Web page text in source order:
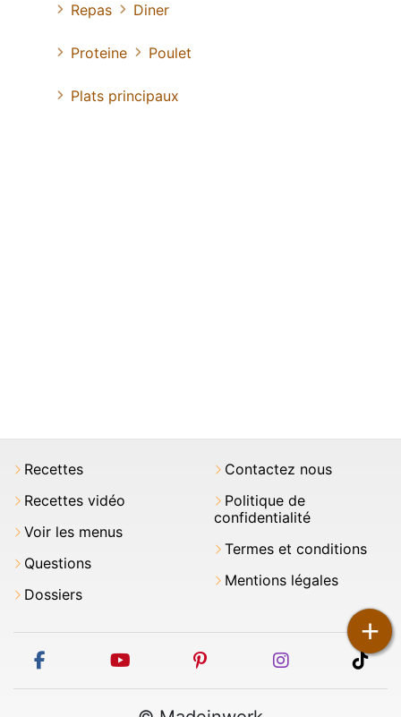
+
Repas
Diner
Proteine Poulet
Plats principaux
Recettes
Recettes vidéo
Voir les menus
Questions
Dossiers
Contactez nous
Politique de
confidentialité
Termes et conditions
Mentions légales
facebook youtube pinterest instagram